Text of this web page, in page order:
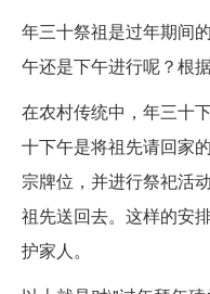
年三十祭祖是过年期间
午还是下午进行呢？根
在农村传统中，年三十
十下午是将祖先请回家
宗牌位，并进行祭祀活
祖先送回去。这样的安
护家人。